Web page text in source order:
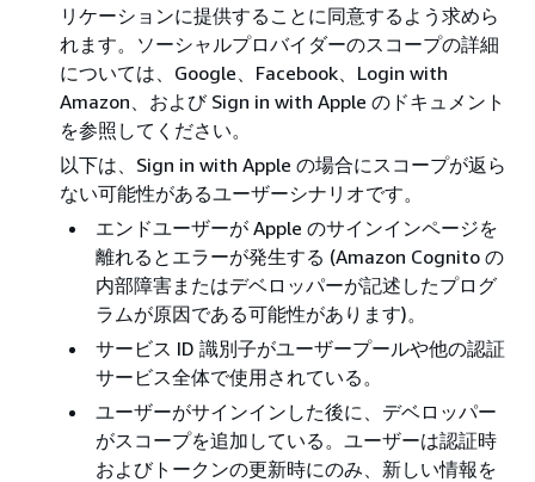
リケーションに提供することに同意するよう求めら
れます。ソーシャルプロバイダーのスコープの詳細
については、Google、Facebook、Login with
Amazon、および Sign in with Apple のドキュメント
を参照してください。
以下は、Sign in with Apple の場合にスコープが返ら
ない可能性があるユーザーシナリオです。
エンドユーザーが Apple のサインインページを
離れるとエラーが発生する (Amazon Cognito の
内部障害またはデベロッパーが記述したプログ
ラムが原因である可能性があります)。
サービス ID 識別子がユーザープールや他の認証
サービス全体で使用されている。
ユーザーがサインインした後に、デベロッパー
がスコープを追加している。ユーザーは認証時
およびトークンの更新時にのみ、新しい情報を